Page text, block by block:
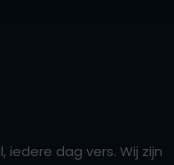
dag vers. Wij zijn